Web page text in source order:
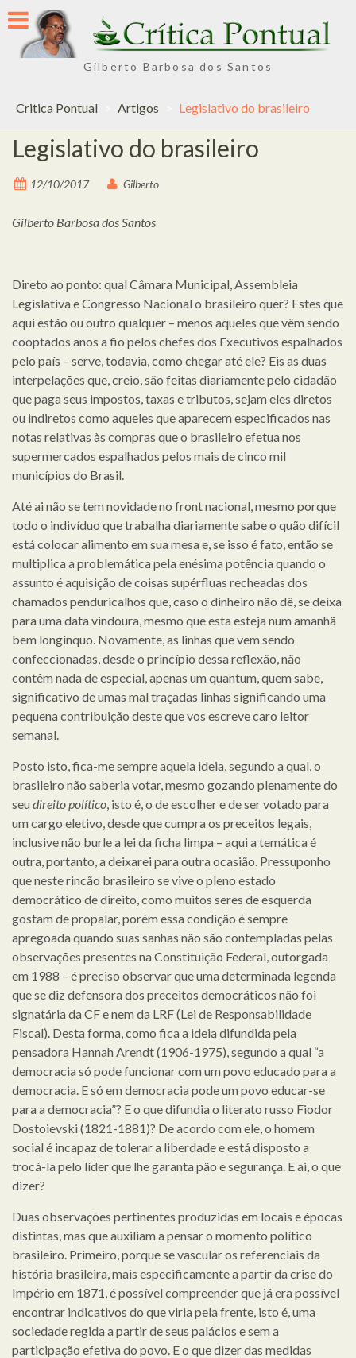
Skip
to
content
Gilberto Barbosa dos Santos
Critica Pontual Artigos Legislativo do brasileiro
Legislativo do brasileiro
12/10/2017 Gilberto
Gilberto Barbosa dos Santos
Direto ao ponto: qual Câmara Municipal, Assembleia
Legislativa e Congresso Nacional o brasileiro quer? Estes que
aqui estão ou outro qualquer – menos aqueles que vêm sendo
cooptados anos a fio pelos chefes dos Executivos espalhados
pelo país – serve, todavia, como chegar até ele? Eis as duas
interpelações que, creio, são feitas diariamente pelo cidadão
que paga seus impostos, taxas e tributos, sejam eles diretos
ou indiretos como aqueles que aparecem especificados nas
notas relativas às compras que o brasileiro efetua nos
supermercados espalhados pelos mais de cinco mil
municípios do Brasil.
Até ai não se tem novidade no front nacional, mesmo porque
todo o indivíduo que trabalha diariamente sabe o quão difícil
está colocar alimento em sua mesa e, se isso é fato, então se
multiplica a problemática pela enésima potência quando o
assunto é aquisição de coisas supérfluas recheadas dos
chamados penduricalhos que, caso o dinheiro não dê, se deixa
para uma data vindoura, mesmo que esta esteja num amanhã
bem longínquo. Novamente, as linhas que vem sendo
confeccionadas, desde o princípio dessa reflexão, não
contêm nada de especial, apenas um quantum, quem sabe,
significativo de umas mal traçadas linhas significando uma
pequena contribuição deste que vos escreve caro leitor
semanal.
Posto isto, fica-me sempre aquela ideia, segundo a qual, o
brasileiro não saberia votar, mesmo gozando plenamente do
seu direito político , isto é, o de escolher e de ser votado para
um cargo eletivo, desde que cumpra os preceitos legais,
inclusive não burle a lei da ficha limpa – aqui a temática é
outra, portanto, a deixarei para outra ocasião. Pressuponho
que neste rincão brasileiro se vive o pleno estado
democrático de direito, como muitos seres de esquerda
gostam de propalar, porém essa condição é sempre
apregoada quando suas sanhas não são contempladas pelas
observações presentes na Constituição Federal, outorgada
em 1988 – é preciso observar que uma determinada legenda
que se diz defensora dos preceitos democráticos não foi
signatária da CF e nem da LRF (Lei de Responsabilidade
Fiscal). Desta forma, como fica a ideia difundida pela
pensadora Hannah Arendt (1906-1975), segundo a qual “a
democracia só pode funcionar com um povo educado para a
democracia. E só em democracia pode um povo educar-se
para a democracia”? E o que difundia o literato russo Fiodor
Dostoievski (1821-1881)? De acordo com ele, o homem
social é incapaz de tolerar a liberdade e está disposto a
trocá-la pelo líder que lhe garanta pão e segurança. E ai, o que
dizer?
Duas observações pertinentes produzidas em locais e épocas
distintas, mas que auxiliam a pensar o momento político
brasileiro. Primeiro, porque se vascular os referenciais da
história brasileira, mais especificamente a partir da crise do
Império em 1871, é possível compreender que já era possível
encontrar indicativos do que viria pela frente, isto é, uma
sociedade regida a partir de seus palácios e sem a
participação efetiva do povo. E o que dizer das medidas